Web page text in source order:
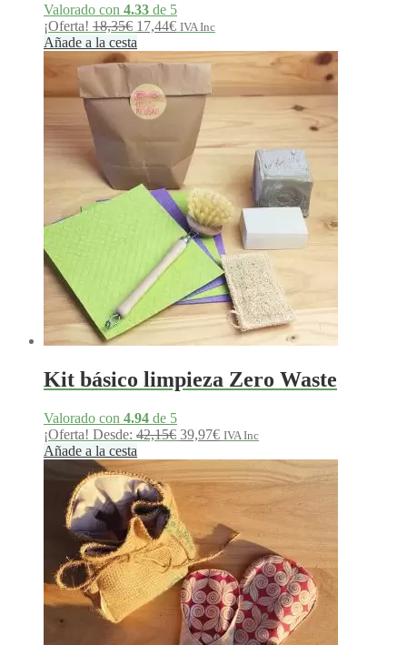
Valorado con 4.33 de 5
¡Oferta! 18,35€ El
precio
original
18,35€.
17,44€El
actual
17,44€.
IVA Inc
Añade a la cesta
Kit básico limpieza Zero Waste
Valorado con 4.94 de 5
¡Oferta! Desde: 42,15€ El
original
era:
42,15€.
39,97€El
actual
es:
IVA Inc
Añade a la cesta